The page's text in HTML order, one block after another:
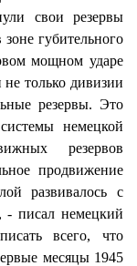
свои резервы
губительного
мощном ударе
только дивизии
резервы. Это
немецкой
резервов
продвижение
развивалось с
- писал немецкий
всего, что
месяцы 1945